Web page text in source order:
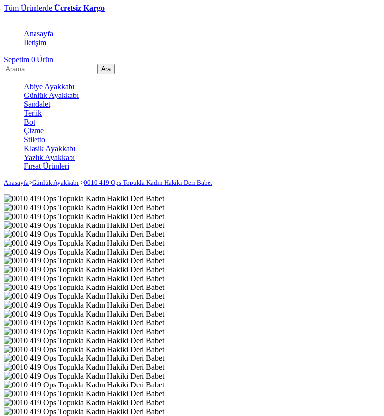
Tüm Ürünlerde Ücretsiz Kargo
Anasayfa
İletişim
Sepetim 0 Ürün
Abiye Ayakkabı
Günlük Ayakkabı
Sandalet
Terlik
Bot
Çizme
Stiletto
Klasik Ayakkabı
Yazlık Ayakkabı
Fırsat Ürünleri
Anasayfa>Günlük Ayakkabı >0010 419 Ops Topukla Kadın Hakiki Deri Babet